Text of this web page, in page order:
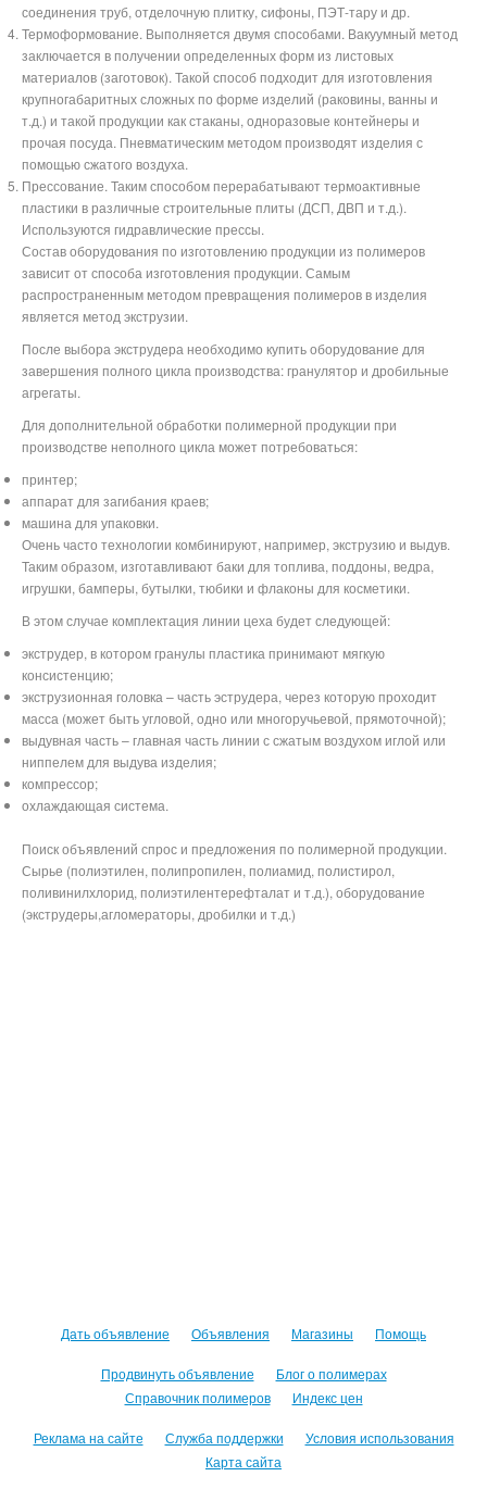
соединения труб, отделочную плитку, сифоны, ПЭТ-тару и др.
Термоформование. Выполняется двумя способами. Вакуумный метод
заключается в получении определенных форм из листовых
материалов (заготовок). Такой способ подходит для изготовления
крупногабаритных сложных по форме изделий (раковины, ванны и
т.д.) и такой продукции как стаканы, одноразовые контейнеры и
прочая посуда. Пневматическим методом производят изделия с
помощью сжатого воздуха.
Прессование. Таким способом перерабатывают термоактивные
пластики в различные строительные плиты (ДСП, ДВП и т.д.).
Используются гидравлические прессы.
Состав оборудования по изготовлению продукции из полимеров
зависит от способа изготовления продукции. Самым
распространенным методом превращения полимеров в изделия
является метод экструзии.
После выбора экструдера необходимо купить оборудование для
завершения полного цикла производства: гранулятор и дробильные
агрегаты.
Для дополнительной обработки полимерной продукции при
производстве неполного цикла может потребоваться:
принтер;
аппарат для загибания краев;
машина для упаковки.
Очень часто технологии комбинируют, например, экструзию и выдув.
Таким образом, изготавливают баки для топлива, поддоны, ведра,
игрушки, бамперы, бутылки, тюбики и флаконы для косметики.
В этом случае комплектация линии цеха будет следующей:
экструдер, в котором гранулы пластика принимают мягкую
консистенцию;
экструзионная головка – часть эструдера, через которую проходит
масса (может быть угловой, одно или многоручьевой, прямоточной);
выдувная часть – главная часть линии с сжатым воздухом иглой или
ниппелем для выдува изделия;
компрессор;
охлаждающая система.
Поиск объявлений спрос и предложения по полимерной продукции.
Сырье (полиэтилен, полипропилен, полиамид, полистирол,
поливинилхлорид, полиэтилентерефталат и т.д.), оборудование
(экструдеры,агломераторы, дробилки и т.д.)
Дать объявление Объявления Магазины Помощь
Продвинуть объявление
Блог о полимерах
Справочник полимеров
Индекс цен
Реклама на сайте Служба поддержки
Условия использования
Карта сайта